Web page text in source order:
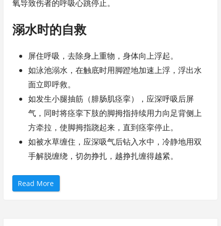
氧导致伤者的呼吸心跳停止。
溺水时的自救
屏住呼吸，去除身上重物，身体向上浮起。
如泳池溺水，在触底时用脚蹬地加速上浮，浮出水
面立即呼救。
如发生小腿抽筋（腓肠肌痉挛），应深呼吸后屏
气，同时将痉挛下肢的脚拇指持续用力向足背侧上
方牵拉，使脚拇指跷起来，直到痉挛停止。
如被水草缠住，应深吸气后钻入水中，冷静地用双
手解脱缠绕，切勿挣扎，越挣扎缠得越紧。
Read More“
应